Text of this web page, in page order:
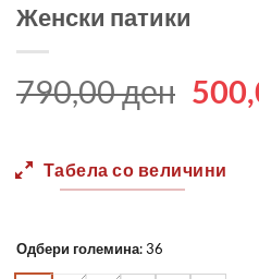
Женски патики
790,00ден
Табела со величини
Одбери големина:36